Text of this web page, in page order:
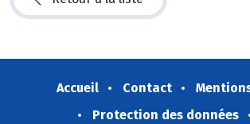
Accueil Contact
Protection des données